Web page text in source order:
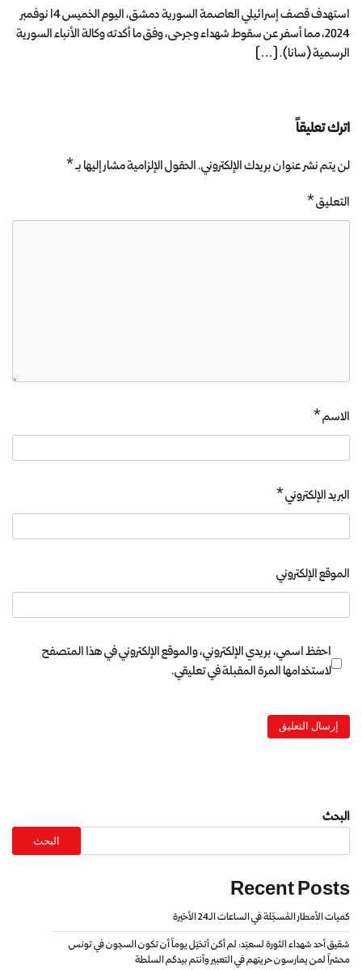
استهدف قصف إسرائيلي العاصمة السورية دمشق، اليوم الخميس 14 نوفمبر
2024، مما أسفر عن سقوط شهداء وجرحى، وفق ما أكدته وكالة الأنباء السورية
الرسمية (سانا). […]
اترك تعليقاً
لن يتم نشر عنوان بريدك الإلكتروني.الحقول الإلزامية مشار إليها بـ*
التعليق*
الاسم*
البريد الإلكتروني*
الموقع الإلكتروني
احفظ اسمي، بريدي الإلكتروني، والموقع الإلكتروني في هذا المتصفح
لاستخدامها المرة المقبلة في تعليقي.
البحث
البحث
Recent Posts
كميات الأمطار المُسجّلة في الساعات الـ24 الأخيرة
شقيق أحد شهداء الثورة لسعيّد: لم أكن أتخيّل يوماً أن تكون السجون في تونس
محشراً لمن يمارسون حريتهم في التعبير وأنتم بيدكم السلطة